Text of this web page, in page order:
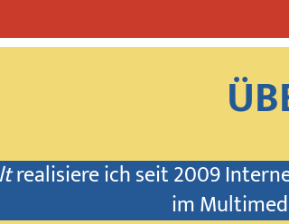
realisiere ich seit 2009
im